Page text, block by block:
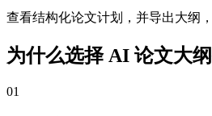
查看结构化论文计划，并导出大纲
为什么选择 AI 论文大
01